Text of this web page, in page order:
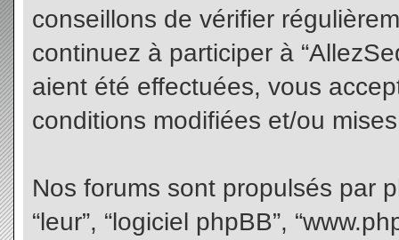
conseillons de vérifier
continuez à participer à
aient été effectuées, vous
conditions modifiées et/ou
Nos forums sont propulsés par
“leur”, “logiciel phpBB”,